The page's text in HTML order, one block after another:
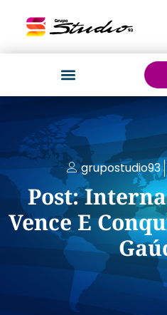
grupostudio93
Post:
Vence E